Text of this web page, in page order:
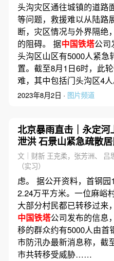
头沟灾区通往城镇的道路
等问题，救援难以从陆路
断，灾区情况与外界隔绝
的阻碍。 据中国铁塔公司
头沟区山区有5000人紧
置。截至8月1日6时，此
难，其中包括门头沟区4
2023年8月2日 · 图片频道
北京暴雨直击｜永定河
泄洪 石景山紧急疏散
文｜财新 王克柔，张芳洲、 吕
（实习）
虑。 据公开资料，首钢
2.24万平方米。一位麻峪
大部分村民都已转移过来
中国铁塔公司发布的信息
移的群众约有5000人由首
市防汛办最新消息称，截
市共转移受威胁……